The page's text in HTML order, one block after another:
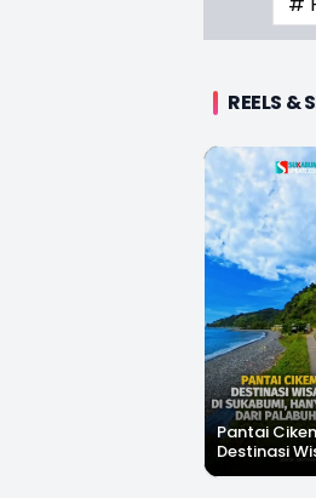
REELS &
Pantai
Destinasi
Asri Di